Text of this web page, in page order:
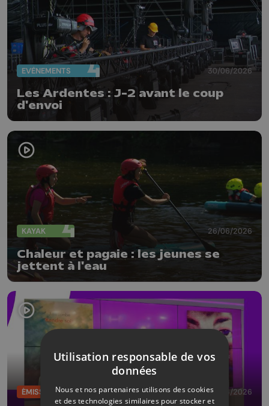
EVÈNEMENTS 30/06/2026
Les Ardentes : J-2 avant le coup
d'envoi
KAYAK 26/06/2026
Chaleur et pagaie : les jeunes se
jettent à l'eau
ÉMISSIONS 26/06/2026
Utilisation responsable de vos
données
Nous et nos partenaires utilisons des cookies
et des technologies similaires pour stocker et